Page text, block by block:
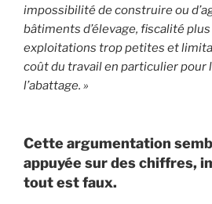
impossibilité de construire ou
bâtiments d’élevage, fiscalité
exploitations trop petites et
coût du travail en particulier pour
l’abattage. »
Cette argumentation
appuyée sur des chiffres,
tout est faux.